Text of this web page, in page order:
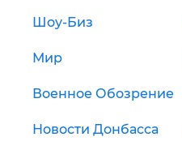
Шоу-Биз
Мир
Военное Обозрение
Новости Донбасса